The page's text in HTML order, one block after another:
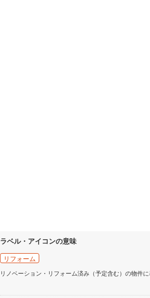
ラベル・アイコンの意味
リフォーム
リノベーション・リフォーム済み（予定含む）の物件に